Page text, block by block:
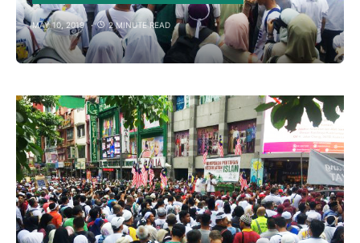
MAY 10, 2019 2 MINUTE READ